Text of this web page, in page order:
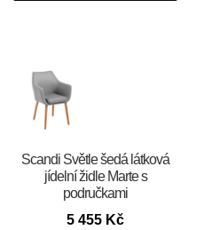
Scandi Světle šedá látková
jídelní židle Marte s
područkami
5 455 Kč